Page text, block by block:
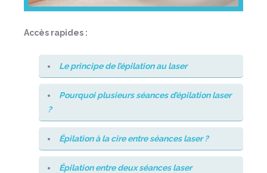
Accès rapides :
Le principe de l’épilation au laser
Pourquoi plusieurs séances d’épilation laser
?
Épilation à la cire entre séances laser ?
Épilation entre deux séances laser